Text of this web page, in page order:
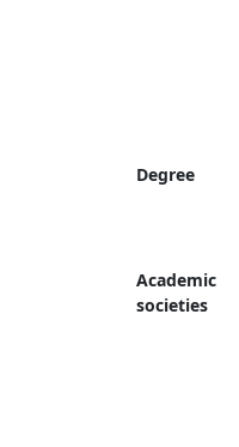
Degree
Academic
societies